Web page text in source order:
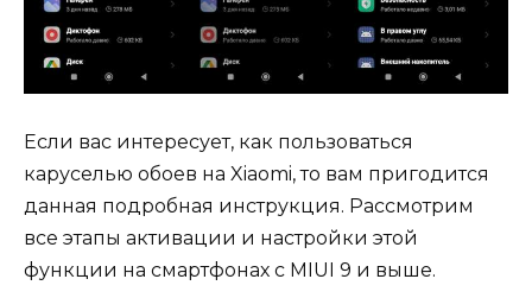
Если вас интересует, как пользоваться
каруселью обоев на Xiaomi, то вам пригодится
данная подробная инструкция. Рассмотрим
все этапы активации и настройки этой
функции на смартфонах с MIUI 9 и выше.